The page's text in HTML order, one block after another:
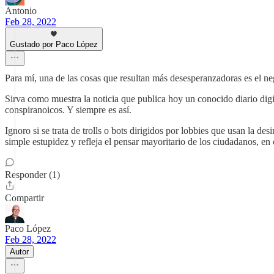
Antonio
Feb 28, 2022
Gustado por Paco López
Para mí, una de las cosas que resultan más desesperanzadoras es
Sirva como muestra la noticia que publica hoy un conocido diario
conspiranoicos. Y siempre es así.
Ignoro si se trata de trolls o bots dirigidos por lobbies que usan la
simple estupidez y refleja el pensar mayoritario de los ciudadanos,
Responder (1)
Compartir
Paco López
Feb 28, 2022
Autor